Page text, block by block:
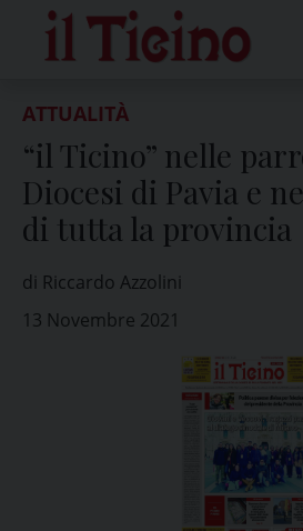
content
ATTUALITÀ
“il Ticino” nelle
Diocesi di Pavia e
di tutta la provincia
di Riccardo Azzolini
13 Novembre 2021